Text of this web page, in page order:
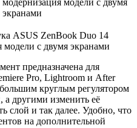
предназначена для
Pro, Lightroom и After
круглым регулятором
а другими изменить её
слой и так далее. Удобно, что
на дополнительной